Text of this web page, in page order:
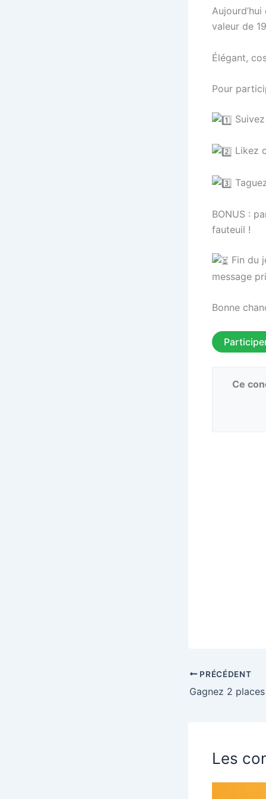
valeur de
Élégant,
Pour
Likez
BONUS :
fauteuil !
Fin du
message
Bonne
Ce
PRÉCÉDENT
Les